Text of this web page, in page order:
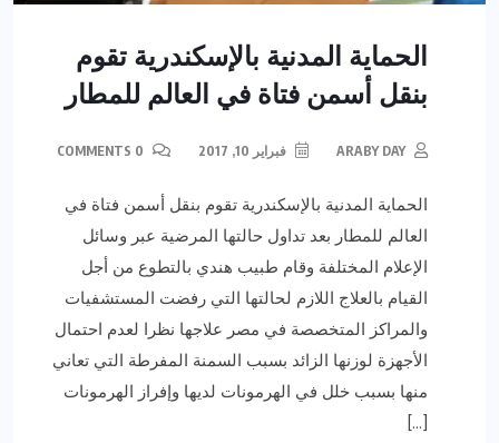
الحماية المدنية بالإسكندرية تقوم
بنقل أسمن فتاة في العالم للمطار
ARABY DAY فبراير 10, 2017
الحماية المدنية بالإسكندرية تقوم بنقل أسمن فتاة في
العالم للمطار بعد تداول حالتها المرضية عبر وسائل
الإعلام المختلفة وقام طبيب هندي بالتطوع من أجل
القيام بالعلاج اللازم لحالتها التي رفضت المستشفيات
والمراكز المتخصصة في مصر علاجها نظرا لعدم احتمال
الأجهزة لوزنها الزائد بسبب السمنة المفرطة التي تعاني
منها بسبب خلل في الهرمونات لديها وإفراز الهرمونات
[…]